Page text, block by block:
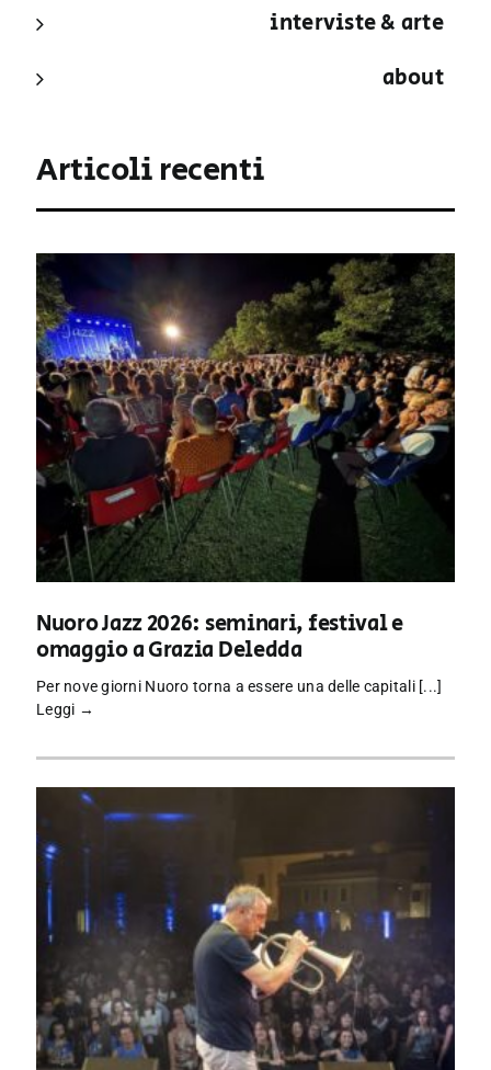
interviste & arte
about
Articoli recenti
Nuoro Jazz 2026: seminari, festival e
omaggio a Grazia Deledda
Per nove giorni Nuoro torna a essere una delle capitali [...]
Leggi →